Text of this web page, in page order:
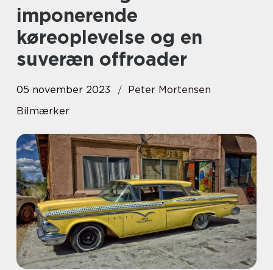
imponerende
køreoplevelse og en
suveræn offroader
05 november 2023
Peter Mortensen
Bilmærker